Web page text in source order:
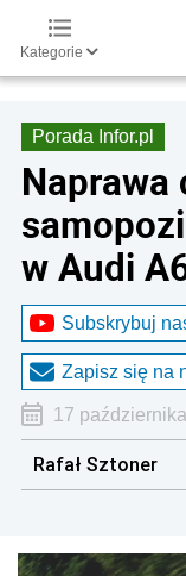
Kategorie
Porada Infor.pl
Naprawa
w Audi
Subskrybuj
Zapisz się na
17
Rafał Sztoner